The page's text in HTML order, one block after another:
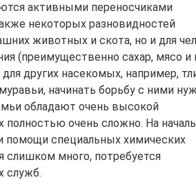
активными переносчиками
некоторых разновидностей
животных и скота, но и для
(преимущественно сахар, мясо и
других насекомых, например,
начинать борьбу с ними
обладают очень высокой
очень сложно. На
помощи специальных химических
слишком много, потребуется
служб.